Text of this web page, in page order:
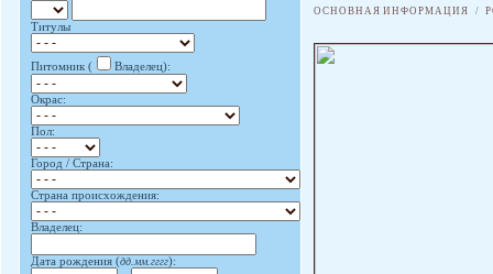
Титулы
Питомник ( Владелец):
Окрас:
Пол:
Город / Страна:
Страна происхождения:
Владелец:
Дата рождения (дд.мм.гггг):
ОСНОВНАЯ ИНФОРМАЦИЯ /